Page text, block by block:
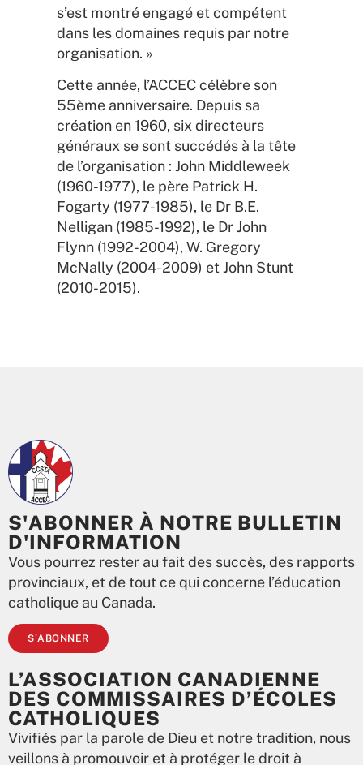
s’est montré engagé et compétent
dans les domaines requis par notre
organisation. »
Cette année, l’ACCEC célèbre son
55ème anniversaire. Depuis sa
création en 1960, six directeurs
généraux se sont succédés à la tête
de l’organisation : John Middleweek
(1960-1977), le père Patrick H.
Fogarty (1977-1985), le Dr B.E.
Nelligan (1985-1992), le Dr John
Flynn (1992-2004), W. Gregory
McNally (2004-2009) et John Stunt
(2010-2015).
S'ABONNER À NOTRE BULLETIN
D'INFORMATION
Vous pourrez rester au fait des succès, des rapports
provinciaux, et de tout ce qui concerne l’éducation
catholique au Canada.
S'ABONNER
L’ASSOCIATION CANADIENNE
DES COMMISSAIRES D’ÉCOLES
CATHOLIQUES
Vivifiés par la parole de Dieu et notre tradition, nous
veillons à promouvoir et à protéger le droit à